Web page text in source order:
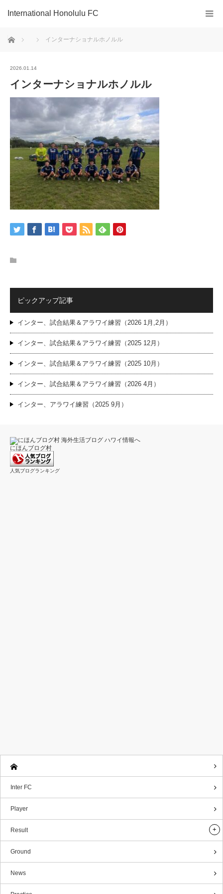
International Honolulu FC
ホーム インターナショナルホノルル
2026.01.14
インターナショナルホノルル
ピックアップ記事
インター、試合結果＆アラワイ練習（2026 1月,2月）
インター、試合結果＆アラワイ練習（2025 12月）
インター、試合結果＆アラワイ練習（2025 10月）
インター、試合結果＆アラワイ練習（2026 4月）
インター、アラワイ練習（2025 9月）
にほんブログ村
人気ブログランキング
Inter FC
Player
Result
Ground
News